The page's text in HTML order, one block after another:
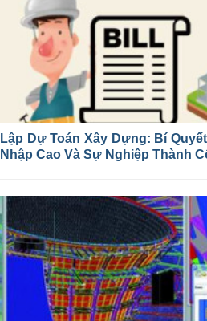
Lập Dự Toán Xây Dựng: Bí
Nhập Cao Và Sự Nghiệp Thành